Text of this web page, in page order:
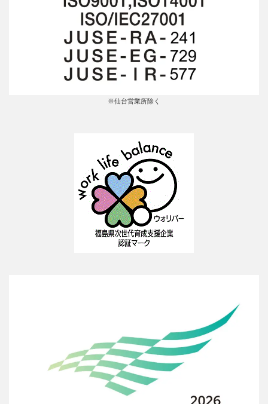
※仙台営業所除く